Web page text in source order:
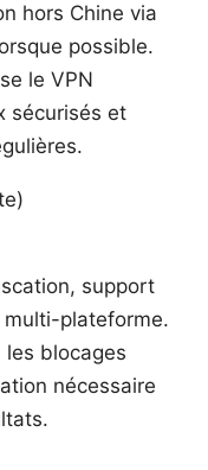
hors Chine via
possible.
le VPN
sécurisés et
support
plateforme.
les blocages
nécessaire